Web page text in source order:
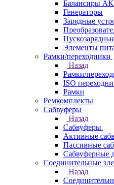
Балансиры
Генераторы
Зарядные
Элементы
Рамки/переходники
Назад
Рамки/
ISO
Рамки
Ремкомплекты
Сабвуферы
Назад
Сабвуферы
Активные
Пассивные
Сабвуферные
Соединительные
Назад